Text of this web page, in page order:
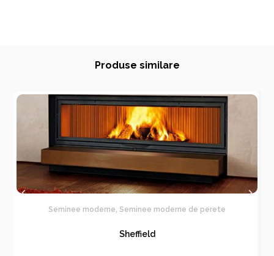
Produse similare
Seminee moderne Seminee moderne de perete
Sheffield